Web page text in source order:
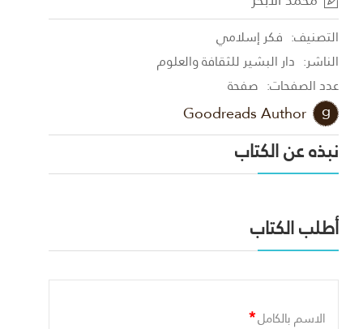
التصنيف: فكر إسلامي
الناشر: دار البشير للثقافة والعلوم
عدد الصفحات: صفحة
Goodreads Author
نبذه عن الكتاب
أطلب الكتاب
الاسم بالكامل*